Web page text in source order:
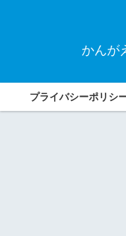
かんが
プライバシーポリシ